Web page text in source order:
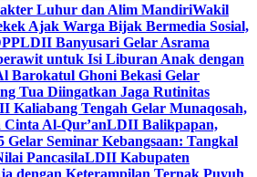
Luhur dan Alim MandiriWakil
Ajak Warga Bijak Bermedia Sosial,
LDII Banyusari Gelar Asrama
untuk Isi Liburan Anak dengan
Barokatul Ghoni Bekasi Gelar
Tua Diingatkan Jaga Rutinitas
Kaliabang Tengah Gelar Munaqosah,
Al-Qur’anLDII Balikpapan,
Gelar Seminar Kebangsaan: Tangkal
PancasilaLDII Kabupaten